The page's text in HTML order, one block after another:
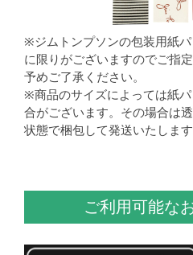
※ジムトンプソンの包装用紙
に限りがございますのでご指
予めご了承ください。
※商品のサイズによっては紙
合がございます。その場合は
状態で梱包して発送いたします
ご利用可能な